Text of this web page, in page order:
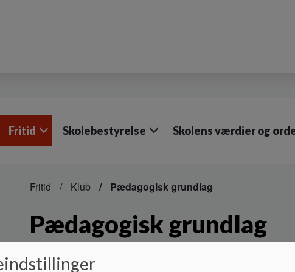
Fritid Skolebestyrelse Skolens værdier og
Fritid Klub Pædagogisk grundlag
Pædagogisk grundlag
Fællesskaberne, aktiviteterne og klubbens medarbejdere er